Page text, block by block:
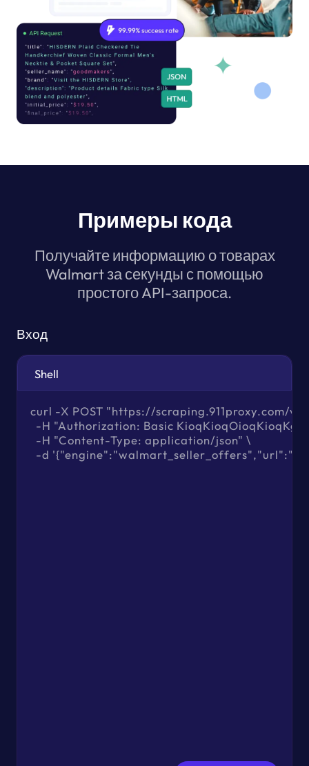
Примеры кода
Получайте информацию о товарах
Walmart за секунды с помощью
простого API-запроса.
Вход
Shell
curl -X POST "https://scraping.911proxy.com/
-H "Authorization: Basic
  -H "Content-Type: application/json" \
-d